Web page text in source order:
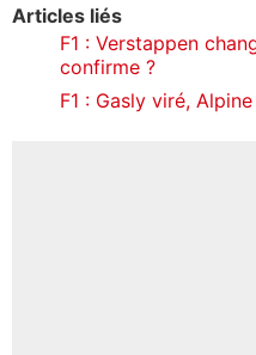
Articles liés
F1 : Verstappen
confirme ?
F1 : Gasly viré,